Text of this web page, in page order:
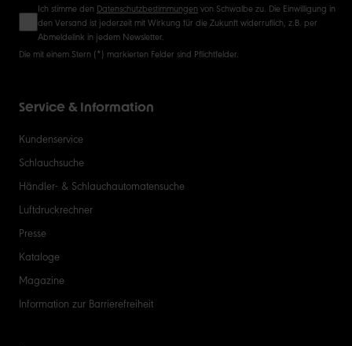
Ich stimme den Datenschutzbestimmungen von Schwalbe zu. Die Einwilligung in
den Versand ist jederzeit mit Wirkung für die Zukunft widerruflich, z.B. per
Abmeldelink in jedem Newsletter.
Die mit einem Stern (*) markierten Felder sind Pflichtfelder.
Service & Information
Kundenservice
Schlauchsuche
Händler- & Schlauchautomatensuche
Luftdruckrechner
Presse
Kataloge
Magazine
Information zur Barrierefreiheit